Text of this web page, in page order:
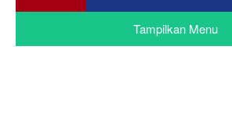
Tampilkan Menu